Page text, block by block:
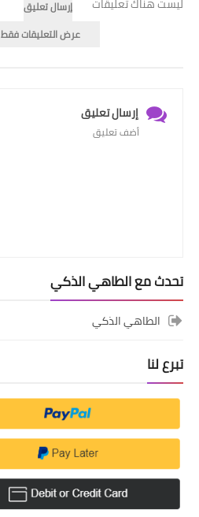
ليست هناك تعليقات
إرسال تعليق
عرض التعليقات فقط
إرسال تعليق
أضف تعليق
تحدث مع الطاهي الذكي
الطاهي الذكي
تبرع لنا